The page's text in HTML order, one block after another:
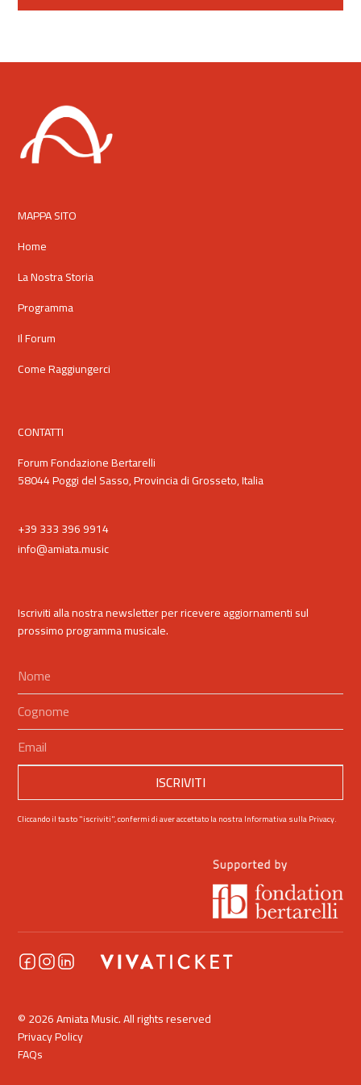
MAPPA SITO
Home
La Nostra Storia
Programma
Il Forum
Come Raggiungerci
CONTATTI
Forum Fondazione Bertarelli
58044 Poggi del Sasso, Provincia di Grosseto, Italia
+39 333 396 9914
info@amiata.music
Iscriviti alla nostra newsletter per ricevere aggiornamenti sul
prossimo programma musicale.
Cliccando il tasto "iscriviti", confermi di aver accettato la nostraInformativa sulla Privacy.
© 2026 Amiata Music. All rights reserved
Privacy Policy
FAQs